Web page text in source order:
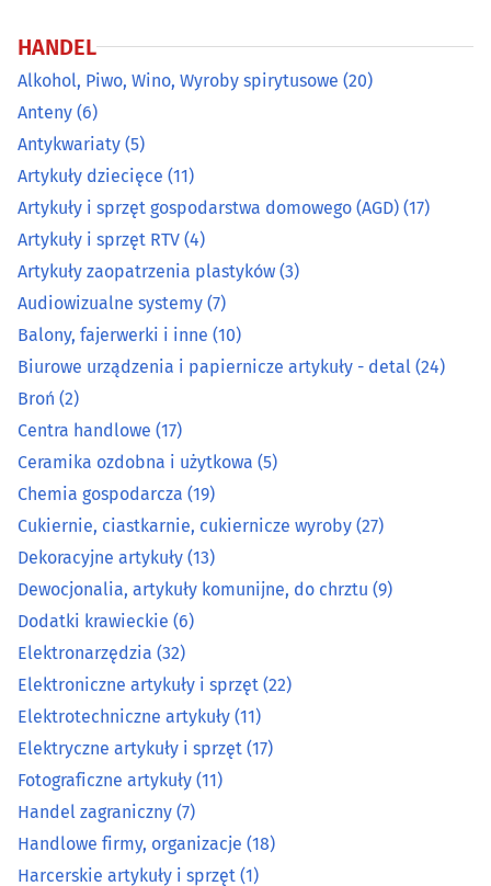
Ceramika ozdobna i użytkowa
Chemia gospodarcza(19)
Cukiernie, ciastkarnie, cukiernicze wyroby
Dekoracyjne artykuły(13)
Dewocjonalia, artykuły komunijne, do chrztu
Dodatki krawieckie(6)
Elektronarzędzia(32)
Elektroniczne artykuły i sprzęt
Elektrotechniczne artykuły
Elektryczne artykuły i sprzęt
Fotograficzne artykuły(11)
Handel zagraniczny(7)
Handlowe firmy, organizacje(18)
Harcerskie artykuły i sprzęt (1)
Hurtownie wielobranżowe
Kasy fiskalne(12)
HANDEL
Alkohol, Piwo, Wino, Wyroby spirytusowe (20)
Anteny (6)
Antykwariaty (5)
Artykuły dziecięce (11)
Artykuły i sprzęt gospodarstwa domowego (AGD) (17)
Artykuły i sprzęt RTV (4)
Artykuły zaopatrzenia plastyków (3)
Audiowizualne systemy (7)
Balony, fajerwerki i inne (10)
Biurowe urządzenia i papiernicze artykuły - detal (24)
Broń (2)
Centra handlowe (17)
Ceramika ozdobna i użytkowa (5)
Chemia gospodarcza (19)
Cukiernie, ciastkarnie, cukiernicze wyroby (27)
Dekoracyjne artykuły (13)
Dewocjonalia, artykuły komunijne, do chrztu (9)
Dodatki krawieckie (6)
Elektronarzędzia (32)
Elektroniczne artykuły i sprzęt (22)
Elektrotechniczne artykuły (11)
Elektryczne artykuły i sprzęt (17)
Fotograficzne artykuły (11)
Handel zagraniczny (7)
Handlowe firmy, organizacje (18)
Harcerskie artykuły i sprzęt (1)